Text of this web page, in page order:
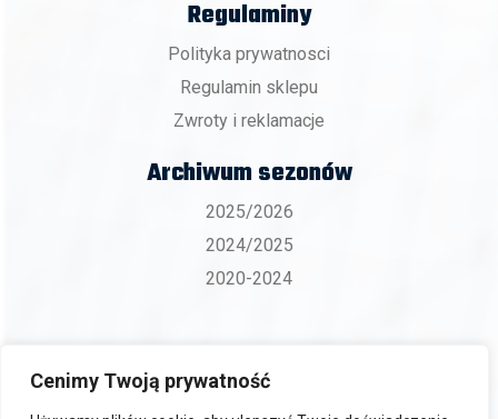
Cenimy Twoją prywatność
Regulaminy
Polityka prywatnosci
Regulamin sklepu
Zwroty i reklamacje
Archiwum sezonów
2025/2026
2024/2025
2020-2024
Copyright 2026 © BKS ZGO Bielsko-Biała.